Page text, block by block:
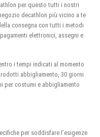
per questo tutti i nostri
decathlon più vicino a te
consegna con tutti i metodi
elettronici, assegni e
i tempi indicati al momento
abbigliamento, 30 giorni
per costumi e abbigliamento
per soddisfare l’esigenze